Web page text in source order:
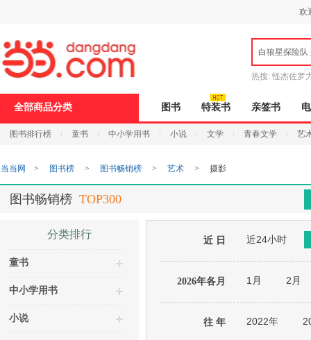
打
开
无
障
页
加
欢
白狼星探险队
热搜: 怪杰佐罗
全部商品分类 图书 特装书 亲签书
图书排行榜 童书 中小学用书 小说 文学 青春文学 艺
当当网 > 图书榜 > 图书畅销榜 > 艺术 > 摄影
图书畅销榜 TOP300
分类排行
童书
中小学用书
小说
近 日 近24小时
2026年各月 1月 2月
往 年 2022年